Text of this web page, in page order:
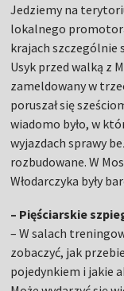
Jedziemy na
lokalnego
krajach szczególnie
Usyk przed walką z
zameldowany w
poruszał się
wiadomo było, w
wyjazdach sprawy
rozbudowane. W
Włodarczyka były
– Pięściarskie
– W salach
zobaczyć, jak
pojedynkiem i jakie